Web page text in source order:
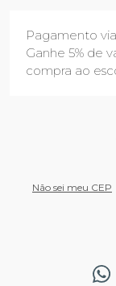
Pagamento
Ganhe 5% de
compra ao
Não sei meu CEP